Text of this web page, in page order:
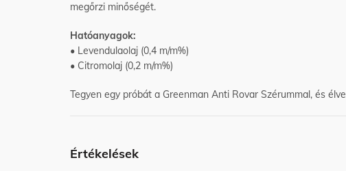
megőrzi minőségét.
Hatóanyagok:
• Levendulaolaj (0,4 m/m%)
• Citromolaj (0,2 m/m%)
Tegyen egy próbát a Greenman Anti Rovar Szérummal, és
Értékelések